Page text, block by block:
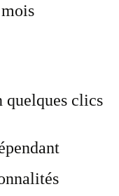
quelques clics